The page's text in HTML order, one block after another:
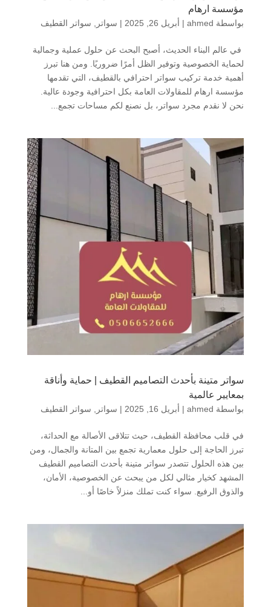
مؤسسة ارهام
بواسطة ahmed
| أبريل 26, 2025 | سواتر سواتر القطيف
في عالم البناء الحديث، أصبح البحث عن حلول عملية وجمالية
لحماية الخصوصية وتوفير الظل أمرًا ضروريًا. ومن هنا تبرز
أهمية خدمة تركيب سواتر احترافي بالقطيف، التي تقدمها
مؤسسة ارهام للمقاولات العامة بكل احترافية وجودة عالية.
نحن لا نقدم مجرد سواتر، بل نصنع لكم مساحات تجمع...
سواتر متينة بأحدث التصاميم القطيف | حماية وأناقة
بمعايير عالمية
بواسطة ahmed
| أبريل 16, 2025 | سواتر سواتر القطيف
في قلب محافظة القطيف، حيث تتلاقى الأصالة مع الحداثة،
تبرز الحاجة إلى حلول معمارية تجمع بين المتانة والجمال، ومن
بين هذه الحلول تتصدر سواتر متينة بأحدث التصاميم القطيف
المشهد كخيار مثالي لكل من يبحث عن الخصوصية، الأمان،
والذوق الرفيع. سواء كنت تملك منزلاً خاصًا أو...